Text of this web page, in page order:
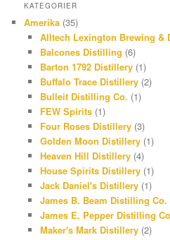
b
o
e
d
s
a
a
m
i
e
s
KATEGORIER
Amerika (35)
Alltech Lexington Brewing &
Balcones Distilling (6)
Barton 1792 Distillery(1)
Buffalo Trace Distillery(2)
Bulleit Distilling Co. (1)
FEW Spirits(1)
Four Roses Distillery(3)
Golden Moon Distillery(1)
Heaven Hill Distillery(4)
House Spirits Distillery(1)
Jack Daniel's Distillery(1)
James B. Beam Distilling Co.
James E. Pepper Distilling
Maker's Mark Distillery(2)